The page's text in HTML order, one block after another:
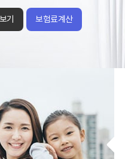
기 보험료계산